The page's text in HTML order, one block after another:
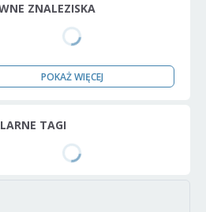
ZNALEZISKA
POKAŻ WIĘCEJ
TAGI